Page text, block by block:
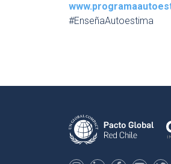
#EnseñaAutoestima